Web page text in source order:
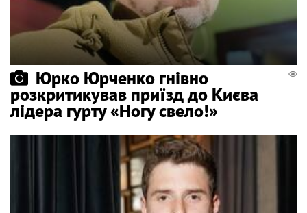
Юрко Юрченко гнівно
розкритикував приїзд до Києва
лідера гурту «Ногу свело!»